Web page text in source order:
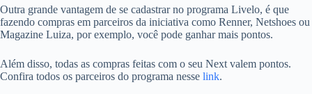
Outra grande vantagem de se cadastrar no programa Livelo, é que
fazendo compras em parceiros da iniciativa como Renner, Netshoes ou
Magazine Luiza, por exemplo, você pode ganhar mais pontos.
Além disso, todas as compras feitas com o seu Next valem pontos.
Confira todos os parceiros do programa nesse link.